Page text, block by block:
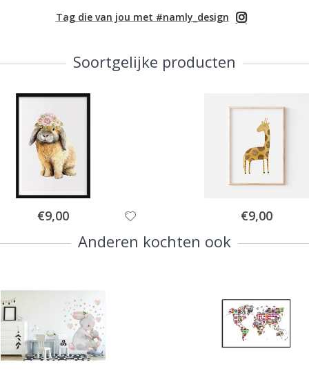
Tag die van jou met #namly_design
Soortgelijke producten
Special
Price
€9,00 Special
Price
€9,00
Anderen kochten ook